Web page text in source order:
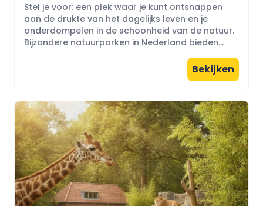
Stel je voor: een plek waar je kunt ontsnappen
aan de drukte van het dagelijks leven en je
onderdompelen in de schoonheid van de natuur.
Bijzondere natuurparken in Nederland bieden...
Bekijken